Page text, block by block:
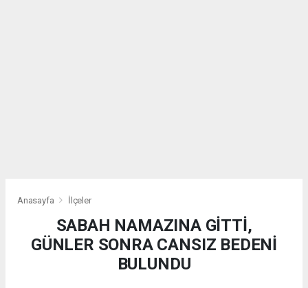
Anasayfa İlçeler
SABAH NAMAZINA GİTTİ,
GÜNLER SONRA CANSIZ BEDENİ
BULUNDU